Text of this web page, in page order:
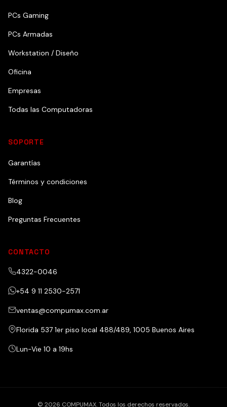
PCs Gaming
PCs Armadas
Workstation / Diseño
Oficina
Empresas
Todas las Computadoras
SOPORTE
Garantías
Términos y condiciones
Blog
Preguntas Frecuentes
CONTACTO
4322-0046
+54 9 11 2530-2571
ventas@compumax.com.ar
Florida 537 1er piso local 488/489, 1005 Buenos Aires
Lun-Vie 10 a 19hs
© 2026 COMPUMAX. Todos los derechos reservados.